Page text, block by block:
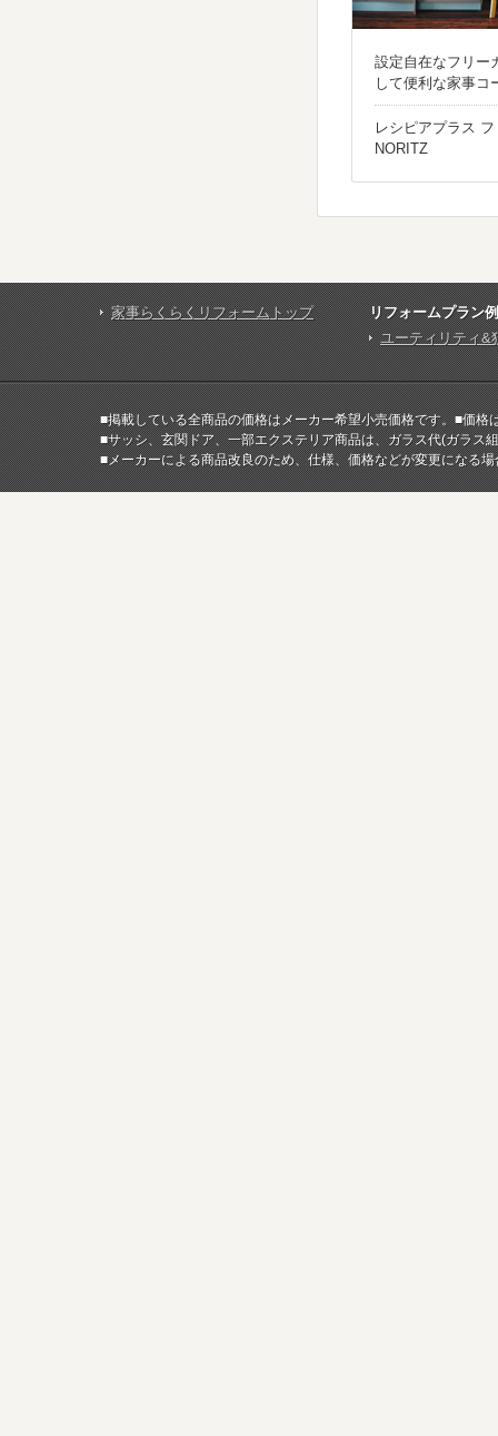
設定自在なフリー
して便利な家事コ
レシピアプラス
NORITZ
家事らくらくリフォームトップ
リフォームプラン例
ユーティリティ&
■掲載している全商品の価格はメーカー希望小売価格です。■価
■サッシ、玄関ドア、一部エクステリア商品は、ガラス代(ガラス
■メーカーによる商品改良のため、仕様、価格などが変更になる